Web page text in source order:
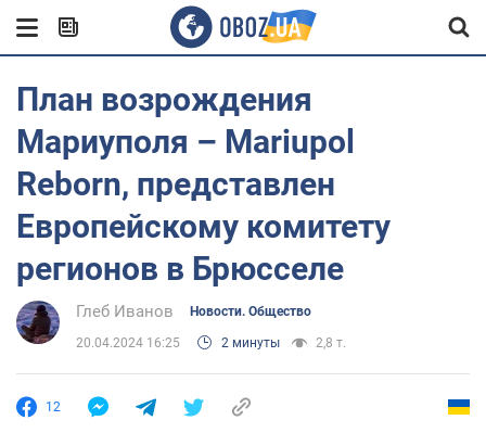
План возрождения
Мариуполя – Mariupol
Reborn, представлен
Европейскому комитету
регионов в Брюсселе
Глеб Иванов Новости. Общество
20.04.2024 16:25 2 минуты 2,8 т.
12